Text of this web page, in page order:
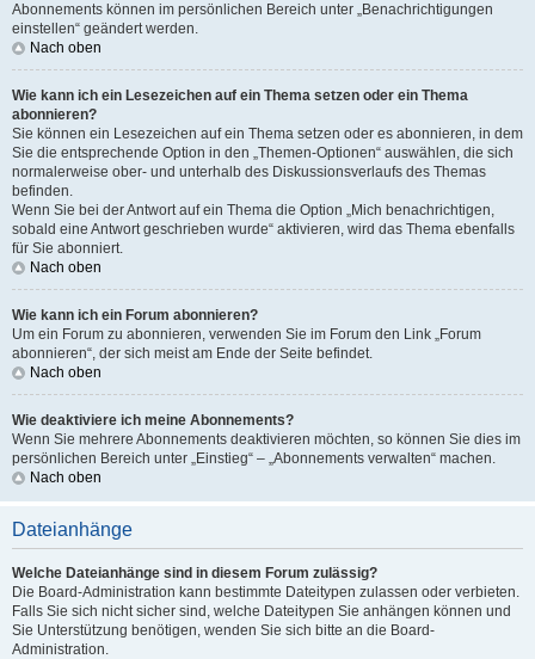
Abonnements können im persönlichen Bereich unter „Benachrichtigungen
einstellen“ geändert werden.
Nach oben
Wie kann ich ein Lesezeichen auf ein Thema setzen oder ein Thema
abonnieren?
Sie können ein Lesezeichen auf ein Thema setzen oder es abonnieren, in dem
Sie die entsprechende Option in den „Themen-Optionen“ auswählen, die sich
normalerweise ober- und unterhalb des Diskussionsverlaufs des Themas
befinden.
Wenn Sie bei der Antwort auf ein Thema die Option „Mich benachrichtigen,
sobald eine Antwort geschrieben wurde“ aktivieren, wird das Thema ebenfalls
für Sie abonniert.
Nach oben
Wie kann ich ein Forum abonnieren?
Um ein Forum zu abonnieren, verwenden Sie im Forum den Link „Forum
abonnieren“, der sich meist am Ende der Seite befindet.
Nach oben
Wie deaktiviere ich meine Abonnements?
Wenn Sie mehrere Abonnements deaktivieren möchten, so können Sie dies im
persönlichen Bereich unter „Einstieg“ – „Abonnements verwalten“ machen.
Nach oben
Dateianhänge
Welche Dateianhänge sind in diesem Forum zulässig?
Die Board-Administration kann bestimmte Dateitypen zulassen oder verbieten.
Falls Sie sich nicht sicher sind, welche Dateitypen Sie anhängen können und
Sie Unterstützung benötigen, wenden Sie sich bitte an die Board-
Administration.